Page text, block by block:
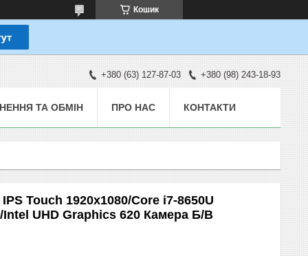
Кошик
+380 (63) 127-87-03 +380 (98) 243-18-93
ТА ОБМІН ПРО НАС КОНТАКТИ
Touch 1920x1080/Core i7-8650U
Intel UHD Graphics 620 Камера Б/В